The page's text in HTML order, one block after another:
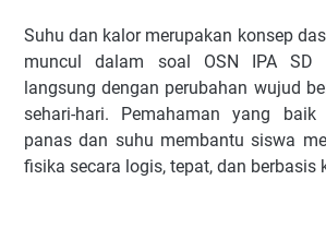
Suhu dan kalor merupakan konsep
muncul dalam soal OSN IPA SD
langsung dengan perubahan wujud
sehari-hari. Pemahaman yang baik
panas dan suhu membantu siswa
fisika secara logis, tepat, dan berbasis